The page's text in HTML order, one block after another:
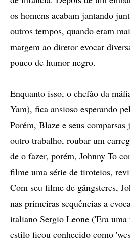
os homens acabam jantando
outros tempos, quando eram
margem ao diretor evocar
pouco de humor negro.
Enquanto isso, o chefão da
Yam), fica ansioso esperando
Porém, Blaze e seus
outro trabalho, roubar um
de o fazer, porém, Johnny To
filme uma série de tiroteios,
Com seu filme de gângsteres,
nas primeiras sequências a
italiano Sergio Leone ('Era
estilo ficou conhecido como